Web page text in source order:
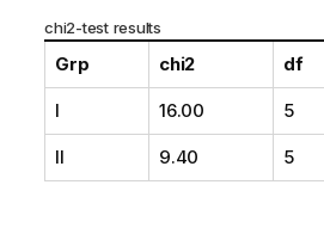
chi2-test results
Grp chi2 df
I 16.00 5
II 9.40 5